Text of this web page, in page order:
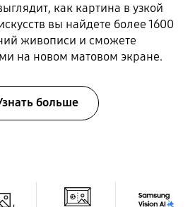
как картина в узкой
вы найдете более 1600
живописи и сможете
на новом матовом экране.
больше